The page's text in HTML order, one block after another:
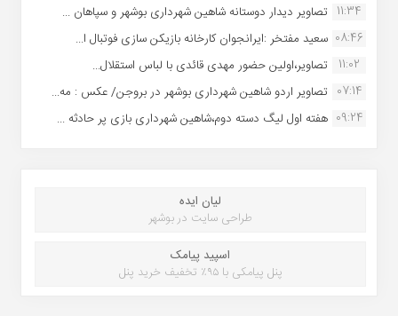
11:34 تصاویر دیدار دوستانه شاهین شهردارى بوشهر و سپاهان ...
08:46 سعید مفتخر :ایرانجوان کارخانه بازیکن سازی فوتبال ا...
11:02
تصاویر،اولین حضور مهدی قائدی با لباس استقلال...
07:14 تصاویر اردو شاهین شهرداری بوشهر در بروجن/ عکس : مه...
09:24 هفته اول لیگ دسته دوم،شاهین شهرداری بازی پر حادثه ...
لیان ایده
طراحی سایت در بوشهر
اسپید پیامک
پنل پیامکی با ۹۵٪ تخفیف خرید پنل